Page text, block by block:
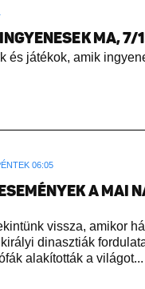
MA, 7/
és játékok, amik
06:05
A MAI
vissza, amikor
dinasztiák
alakították a világot...